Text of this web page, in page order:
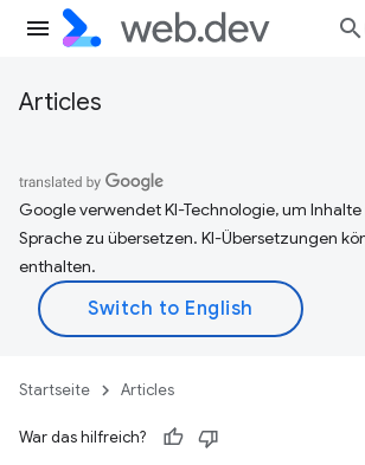
Articles
Google verwendet KI-Technologie, um
Sprache zu übersetzen. KI-Übersetzungen
enthalten.
Startseite Articles
War das hilfreich?